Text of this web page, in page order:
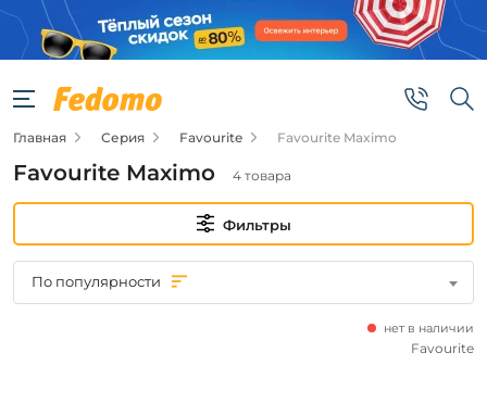
Фильтры
Цена
от
Главная Серия Favourite Favourite Maximo
Favourite Maximo 4 товара
Фильтры
По популярности
нет в наличии
Favourite